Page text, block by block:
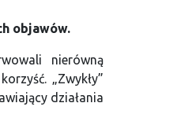
objawów.
nierówną
„Zwykły”
działania